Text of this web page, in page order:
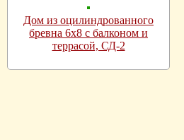
Дом из оцилиндрованного
бревна 6х8 с балконом и
террасой, СД-2